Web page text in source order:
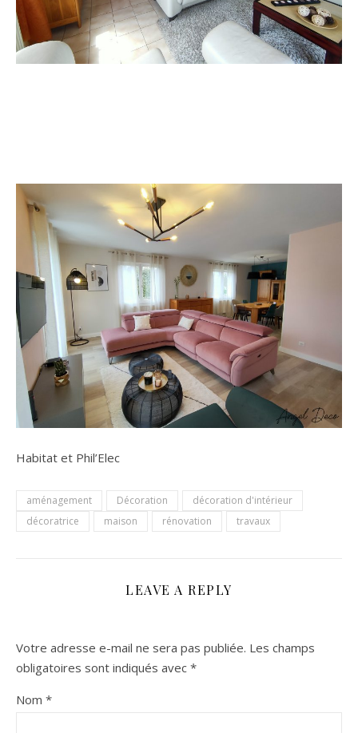
Habitat et Phil’Elec
aménagement Décoration
décoration d'intérieur
décoratrice
maison rénovation travaux
LEAVE A REPLY
Votre adresse e-mail ne sera pas publiée. Les champs
obligatoires sont indiqués avec *
Nom *